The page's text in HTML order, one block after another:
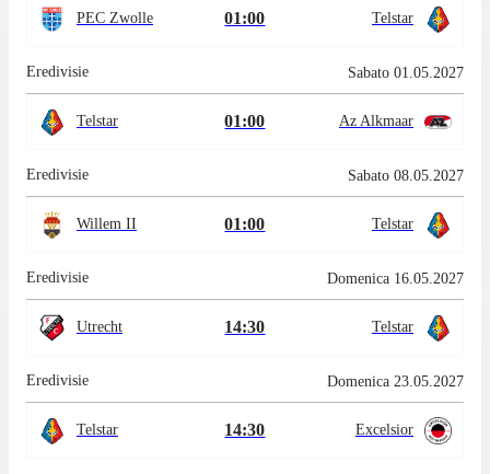
PEC Zwolle 01:00 Telstar
Eredivisie Sabato 01.05.2027
Telstar 01:00 Az Alkmaar
Eredivisie Sabato 08.05.2027
Willem II 01:00 Telstar
Eredivisie Domenica 16.05.2027
Utrecht 14:30 Telstar
Eredivisie Domenica 23.05.2027
Telstar 14:30 Excelsior